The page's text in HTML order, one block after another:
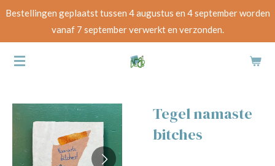
Ga
de
Bestellingen geplaatst tussen 4 augustus en 4 september worden
vanaf 7 september verwerkt en verzonden.
Tegel namaste
bitches